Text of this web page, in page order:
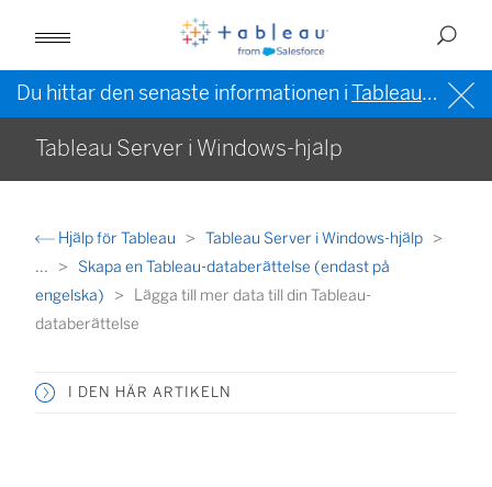
Du hittar den senaste informationen iTableau-hjälpen på engelska (USA)
Tableau Server i Windows-hjälp
Hjälp för Tableau
Tableau Server i Windows-hjälp
...
Skapa en Tableau-databerättelse (endast på
engelska)
Lägga till mer data till din Tableau-
databerättelse
I DEN HÄR ARTIKELN